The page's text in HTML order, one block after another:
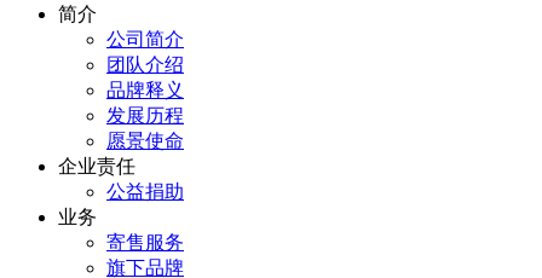
简介
公司简介
团队介绍
品牌释义
发展历程
愿景使命
企业责任
公益捐助
业务
寄售服务
旗下品牌